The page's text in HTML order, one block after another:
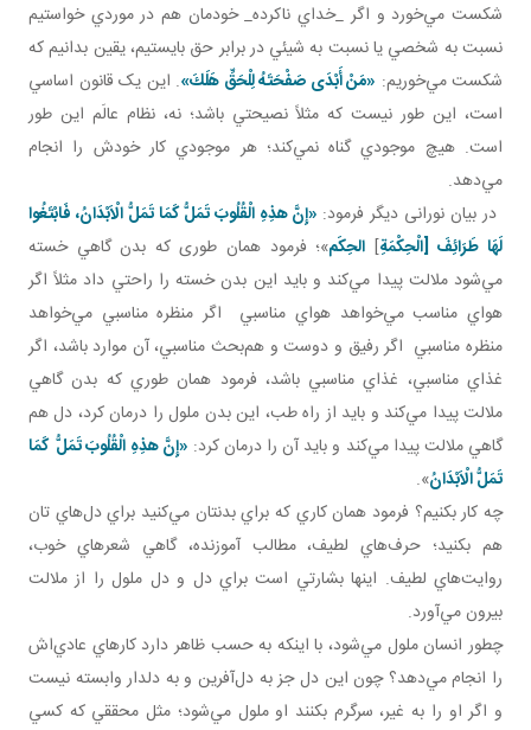
شکست مي‌خورد و اگر _خداي ناکرده_ خودمان هم در موردي خواستيم
نسبت به شخصي يا نسبت به شيئي در برابر حق بايستيم، يقين بدانيم که
شکست مي‌خوريم: «مَنْ أَبْدَى صَفْحَتَهُ لِلْحَقِّ هَلَكَ». اين يک قانون اساسي
است، اين‌ طور نيست که مثلاً نصيحتي باشد؛ نه، نظام عالَم اين ‌طور
است. هيچ موجودي گناه نمي‌کند؛ هر موجودي کار خودش را انجام
مي‌دهد.
در بيان نورانی ديگر فرمود: «إِنَّ هذِهِ الْقُلُوبَ تَمَلُّ كَمَا تَمَلُّ الْاَبْدَانُ، فَابْتَغُوا
لَهَا طَرَائِفَ [الْحِكْمَةِ] الحِکَم»؛ فرمود همان طوری که بدن گاهي خسته
مي‌شود ملالت پيدا مي‌کند و بايد اين بدن خسته را راحتي داد مثلاً اگر
هواي مناسب مي‌خواهد هواي مناسبي اگر منظره مناسبي مي‌خواهد
منظره مناسبي اگر رفيق و دوست و هم‌بحث مناسبي، آن موارد باشد، اگر
غذاي مناسبي، غذاي مناسبي باشد، فرمود همان ‌طوري که بدن گاهي
ملالت پيدا مي‌کند و بايد از راه طب، اين بدن ملول را درمان کرد، دل هم
گاهي ملالت پيدا مي‌کند و بايد آن را درمان کرد: «إِنَّ هذِهِ الْقُلُوبَ تَمَلُّ كَمَا
تَمَلُّ الْاَبْدَانُ».
چه کار بکنيم؟ فرمود همان ‌کاري که براي بدنتان مي‌کنيد براي دل‌هاي تان
هم بکنيد؛ حرف‌هاي لطيف، مطالب آموزنده، گاهي شعرهاي خوب،
روايت‌هاي لطيف. اينها بشارتي است براي دل و دل ملول را از ملالت
بيرون مي‌آورد.
چطور انسان ملول مي‌شود، با اينکه به حسب ظاهر دارد کارهاي عادي‌اش
را انجام مي‌دهد؟ چون اين دل جز به دل‌آفرين و به دلدار وابسته نيست
و اگر او را به غير، سرگرم بکنند او ملول مي‌شود؛ مثل محققي که کسي